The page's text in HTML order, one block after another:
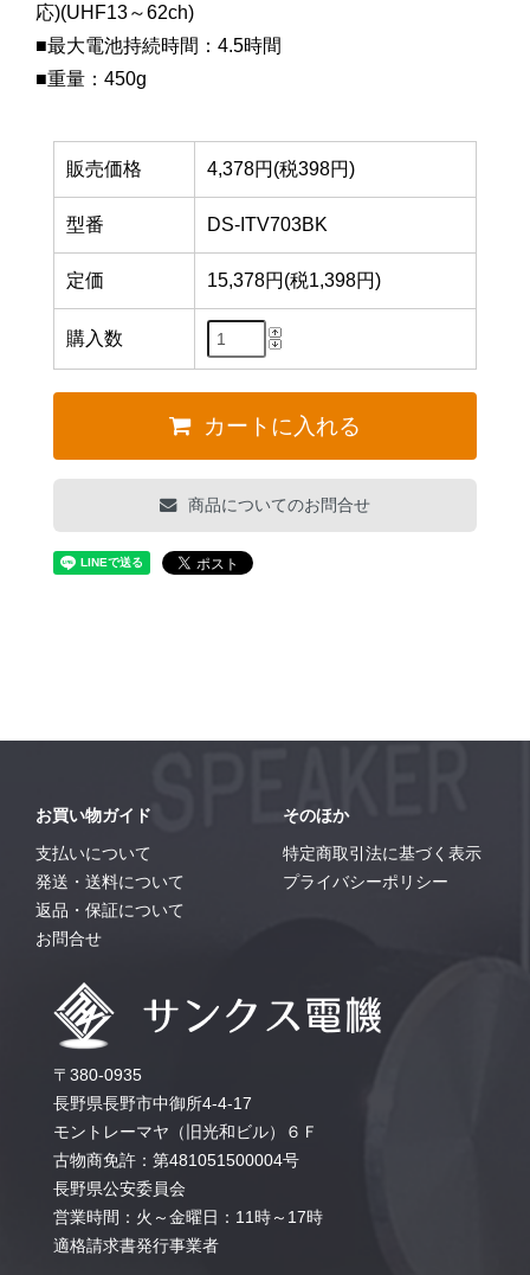
応)(UHF13～62ch)
■最大電池持続時間：4.5時間
■重量：450g
販売価格 4,378円(税398円)
型番 DS-ITV703BK
定価 15,378円(税1,398円)
購入数
カートに入れる
商品についてのお問合せ
お買い物ガイド
支払いについて
発送・送料について
返品・保証について
お問合せ
そのほか
特定商取引法に基づく表示
プライバシーポリシー
〒380-0935
長野県長野市中御所4-4-17
モントレーマヤ（旧光和ビル）６Ｆ
古物商免許：第481051500004号
長野県公安委員会
営業時間：火～金曜日：11時～17時
適格請求書発行事業者